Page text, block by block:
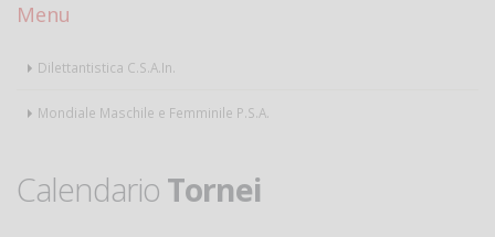
Menu
Dilettantistica C.S.A.In.
Mondiale Maschile e Femminile P.S.A.
Calendario Tornei